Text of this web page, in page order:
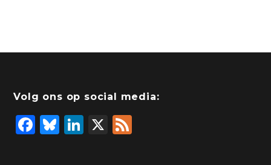
Volg ons op social media:
F
Bl
Li X